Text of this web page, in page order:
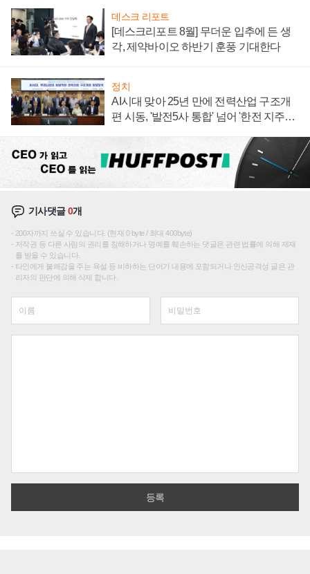
데스크 리포트
[데스크리포트 8월] 무더운 입추에 든 생
각, 제약바이오 하반기 훈풍 기대한다
정치
AI시대 맞아 25년 만에 전력산업 구조개
편 시동, '발전5사 통합' 넘어 '한전 지주사'
기사댓글0개
200자까지 쓰실 수 있습니다. (현재 0 byte / 최대 400byte)
저작권 등 다른 사람의 권리를 침해하거나 명예를 훼손하는 댓글은 관련 법률에 의해 제재
를 받을 수 있습니다.
타인에게 불쾌감을 주는 욕설 등 비하하는 단어가 내용에 포함되거나 인신공격성 글은 관
리자의 판단에 의해 삭제 합니다.